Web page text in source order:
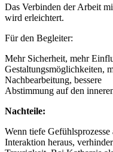
Das Verbinden der Arbeit
wird erleichtert.
Für den Begleiter:
Mehr Sicherheit, mehr
Gestaltungsmöglichkeiten,
Nachbearbeitung, bessere
Abstimmung auf den
Nachteile:
Wenn tiefe
Interaktion heraus,